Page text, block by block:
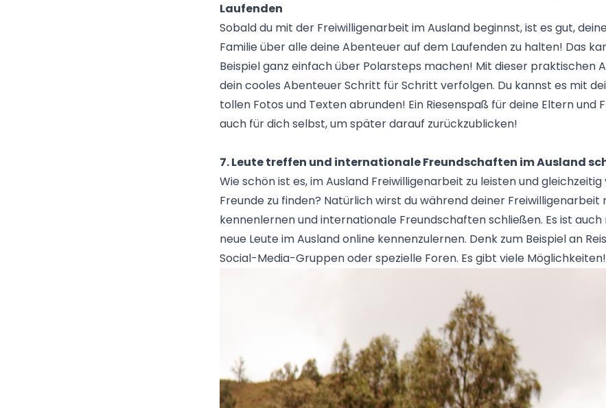
Laufenden
Sobald du mit der Freiwilligenarbeit im Ausland beginnst, ist es gut,
Familie über alle deine Abenteuer auf dem Laufenden zu halten! Das
Beispiel ganz einfach über Polarsteps machen! Mit dieser praktischen
dein cooles Abenteuer Schritt für Schritt verfolgen. Du kannst es mit
tollen Fotos und Texten abrunden! Ein Riesenspaß für deine Eltern und
auch für dich selbst, um später darauf zurückzublicken!
7. Leute treffen und internationale Freundschaften im Ausland
Wie schön ist es, im Ausland Freiwilligenarbeit zu leisten und gleichzeitig
Freunde zu finden? Natürlich wirst du während deiner Freiwilligenarbeit
kennenlernen und internationale Freundschaften schließen. Es ist auch
neue Leute im Ausland online kennenzulernen. Denk zum Beispiel an
Social-Media-Gruppen oder spezielle Foren. Es gibt viele Möglichkeiten!